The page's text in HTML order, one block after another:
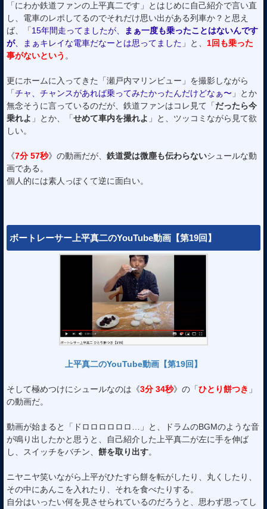
「にわか鉄道ファンの上平真二です」とはじめに自己紹介で言い直
し、電車のレポしてるのでそれだけ思い出がある列車か？と思え
ば、「15年間走ってましたが、
まぁ一度も乗ったことはないんです
が、まぁキレイな電車だなーとは思ってました 」と、 1回も乗った
事がないという 。
更にホームに入ってきた「瀬戸内マリンビュー」を撮影しながら
「チャ、チャンスがあれば乗ってみたかったんだけどなぁ〜 」とか
無念そうに言っているのだが、鉄道ファンはコレ見て「だったら今
乗れよ 」とか、「せめて車内を撮れよ 」と、ツッコミながら見て欲
しい。
《7分 57秒》の動画だが、 鉄道愛は微塵も伝わらないシュールな動
画である。
個人的には素人っぽくて逆に面白い。
ボートレーサー上平真二のYouTube動画【第19回】
上平真二のYouTube動画【第19回】
そして極めつけにシュールなのは《3分 34秒》の「ひとり餅つき 」
の動画だ。
動画が始まると「ドロロロロロロ…」と、ドラムのBGMのような音
が鳴り出したかと思うと、自己紹介した上平真二が左に手を伸ば
し、スイッチをバチン、 餅を取り出す。
ニヤニヤ笑いながら上平がひたすら餅を転がしたり、丸くしたり、
その中にあんこを入れたり、それを食べたりする。
自分はいったい何を見させられているのだろうと、思わず思ってし